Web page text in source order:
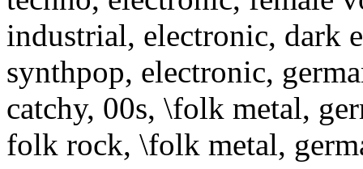
industrial, electronic, dark
synthpop, electronic,
catchy, 00s, \folk metal,
folk rock, \folk metal,